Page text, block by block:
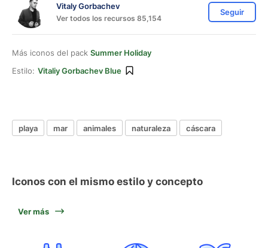
Vitaly Gorbachev
Ver todos los recursos 85,154
Seguir
Más iconos del pack Summer Holiday
Estilo: Vitaliy Gorbachev Blue
playa mar animales naturaleza cáscara
Iconos con el mismo estilo y concepto
Ver más